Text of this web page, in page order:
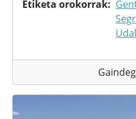
Etiketa orokorrak